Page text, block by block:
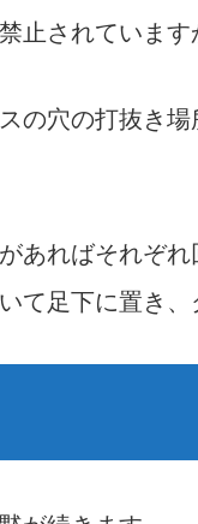
止されています
の穴の打抜き
あればそれぞれ
て足下に置き、